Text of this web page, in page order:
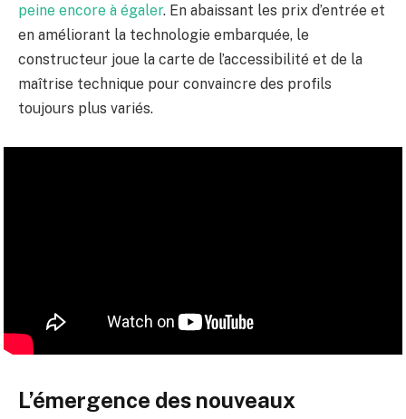
peine encore à égaler. En abaissant les prix d’entrée et
en améliorant la technologie embarquée, le
constructeur joue la carte de l’accessibilité et de la
maîtrise technique pour convaincre des profils
toujours plus variés.
L’émergence des nouveaux